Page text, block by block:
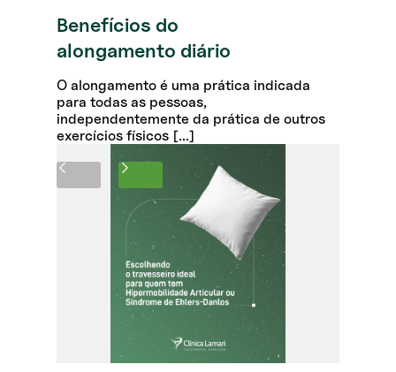
Benefícios do
alongamento diário
O alongamento é uma prática indicada
para todas as pessoas,
independentemente da prática de outros
exercícios físicos [...]